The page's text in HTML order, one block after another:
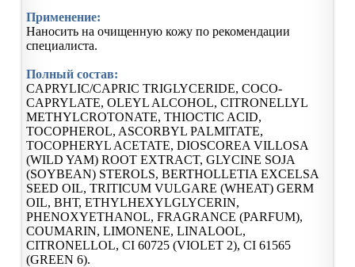
Применение:
Наносить на очищенную кожу по рекомендации
специалиста.
Полный состав:
CAPRYLIC/CAPRIC TRIGLYCERIDE, COCO-
CAPRYLATE, OLEYL ALCOHOL, CITRONELLYL
METHYLCROTONATE, THIOCTIC ACID,
TOCOPHEROL, ASCORBYL PALMITATE,
TOCOPHERYL ACETATE, DIOSCOREA VILLOSA
(WILD YAM) ROOT EXTRACT, GLYCINE SOJA
(SOYBEAN) STEROLS, BERTHOLLETIA EXCELSA
SEED OIL, TRITICUM VULGARE (WHEAT) GERM
OIL, ВНТ, ETHYLHEXYLGLYCERIN,
PHENOXYETHANOL, FRAGRANCE (PARFUM),
COUMARIN, LIMONENE, LINALOOL,
CITRONELLOL, CI 60725 (VIOLET 2), CI 61565
(GREEN 6).